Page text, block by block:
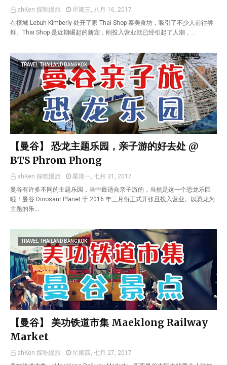
ahKen 探吃慢旅
星期三, 八月 16, 2017
在槟城 Lebuh Kimberly 处开了家 Thai Shop 泰美食坊，吸引了不少人前往尝
鲜。Thai Shop 是近期崛起的新宠，刚投入营业就已经引起了人潮，…
TRAVEL THAILAND BANGKOK
【曼谷】 恐龙主题乐园，亲子游的好去处 @
BTS Phrom Phong
ahKen 探吃慢旅
星期一, 七月 31, 2017
曼谷有许多不同的主题乐园，当中最适合亲子游的，当然是这一个恐龙乐园
啦！曼谷 Dinosaur Planet 于 2016 年三月份正式开张且投入营业。以恐龙为
主题的乐…
TRAVEL THAILAND BANGKOK
【曼谷】 美功铁道市集 Maeklong Railway
Market
ahKen 探吃慢旅
星期四, 七月 27, 2017